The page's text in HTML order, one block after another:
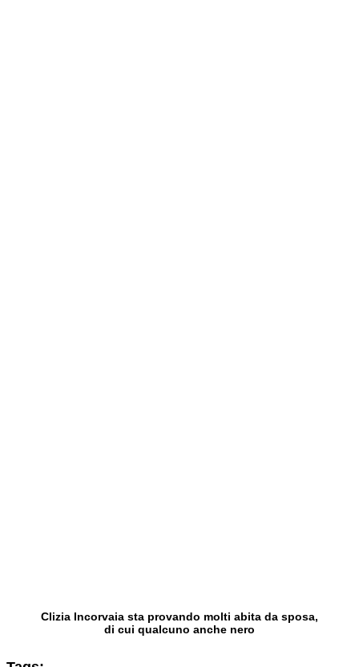
Clizia Incorvaia sta provando molti abita da sposa,
di cui qualcuno anche nero